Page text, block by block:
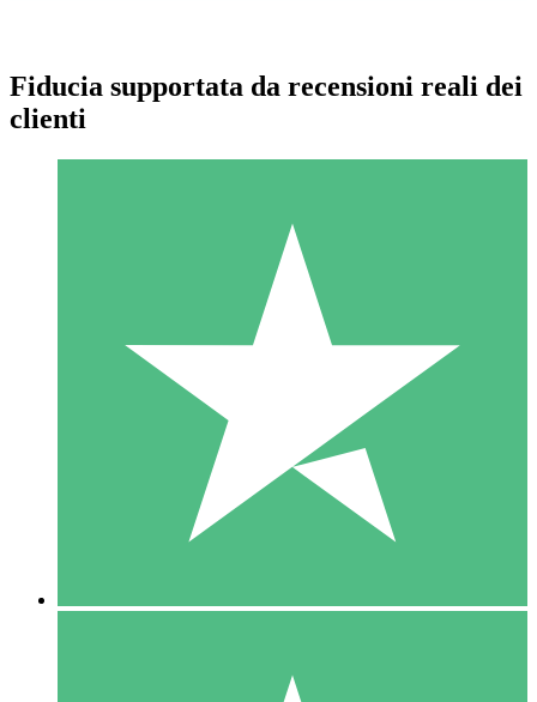
Pacchetti di Crediti Individuali
Paga a consumo con crediti di download. Nessun impegno
1 Download
10
US$1500
Fiducia supportata da recensioni reali dei
clienti